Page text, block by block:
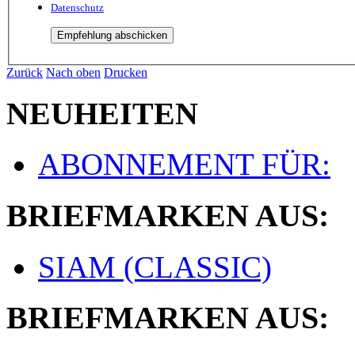
Datenschutz
Zurück Nach oben Drucken
NEUHEITEN
ABONNEMENT FÜR:
BRIEFMARKEN AUS:
SIAM (CLASSIC)
BRIEFMARKEN AUS: